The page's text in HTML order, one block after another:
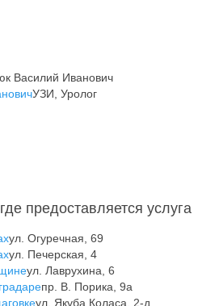
УЗИ, Уролог
предоставляется услуга
ул. Огуречная, 69
ул. Печерская, 4
ул. Лаврухина, 6
пр. В. Порика, 9а
ул. Якуба Коласа, 2-д